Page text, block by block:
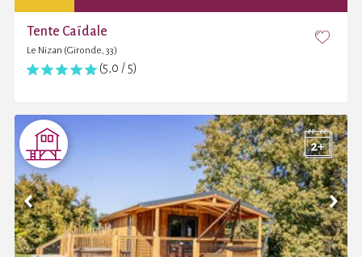
Tente Caïdale
Le Nizan (Gironde, 33)
(5,0 / 5)